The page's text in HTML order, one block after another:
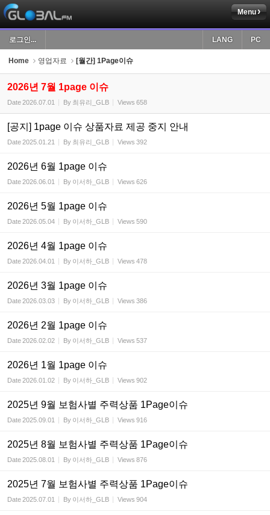
Menu
로그인... PC
LANG
Home 영업자료 [월간] 1Page이슈
2026년 7월 1page 이슈
Date2026.07.01 By 최유리_GLB Views 658
[공지] 1page 이슈 상품자료 제공 중지 안내
Date2025.01.21 By 최유리_GLB Views 392
2026년 6월 1page 이슈
Date2026.06.01 By 이서하_GLB Views 626
2026년 5월 1page 이슈
Date2026.05.04 By 이서하_GLB Views 590
2026년 4월 1page 이슈
Date2026.04.01 By 이서하_GLB Views 478
2026년 3월 1page 이슈
Date2026.03.03 By 이서하_GLB Views 386
2026년 2월 1page 이슈
Date2026.02.02 By 이서하_GLB Views 537
2026년 1월 1page 이슈
Date2026.01.02 By 이서하_GLB Views 902
2025년 9월 보험사별 주력상품 1Page이슈
Date2025.09.01 By 이서하_GLB Views 916
2025년 8월 보험사별 주력상품 1Page이슈
Date2025.08.01 By 이서하_GLB Views 876
2025년 7월 보험사별 주력상품 1Page이슈
Date2025.07.01 By 이서하_GLB Views 904
Sketchbook5, 스케치북5
Sketchbook5, 스케치북5